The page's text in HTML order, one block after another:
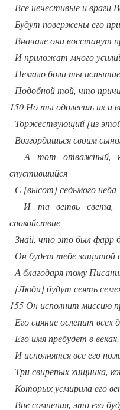
Все нечестивые и враги
Будут повержены его
Вначале они восстанут
И приложат много
Немало боли ты
Подобной той, что
150 Но ты одолеешь их и
Торжествующий [из
Возгордишься своим
А тот отважный,
спустившийся
С [высот] седьмого
И та ветвь света,
спокойствие –
Знай, что это был фарр
Он будет тебе защитой
А благодаря тому
[Люди] будут сеять
155 Он исполнит миссию
Его сияние ослепит всех
Его имя пребудет в веках,
И исполнятся все его
Три свирепых хищника,
Которых усмирила его
Вне сомнения, это его